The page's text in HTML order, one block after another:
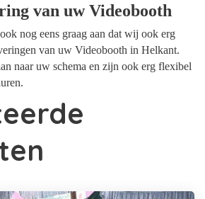
van uw Videobooth
nog eens graag aan dat wij ook erg
van uw Videobooth in Helkant.
naar uw schema en zijn ook erg flexibel